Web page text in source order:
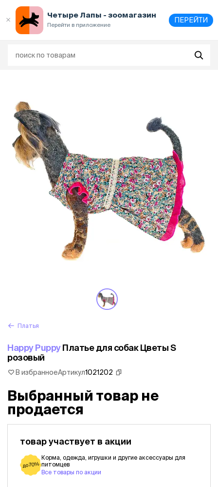
Четыре Лапы - зоомагазин
Перейти в приложение
ПЕРЕЙТИ
Платья
Happy PuppyПлатье для собак Цветы S
розовый
В избранноеАртикул1021202
Выбранный товар не
продается
товар участвует в акции
до 70%
Корма, одежда, игрушки и другие аксессуары для
питомцев
Все товары по акции